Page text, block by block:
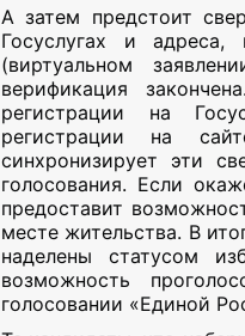
А затем предстоит
Госуслугах и
(виртуальном
верификация
регистрации на
регистрации на
синхронизирует эти
голосования. Если
предоставит
месте жительства. В
наделены статусом
возможность
голосовании «Единой